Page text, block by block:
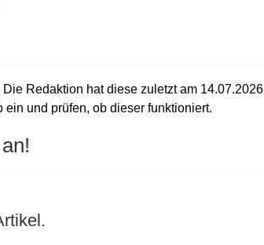
Redaktion hat diese zuletzt am 14.07.2026
und prüfen, ob dieser funktioniert.